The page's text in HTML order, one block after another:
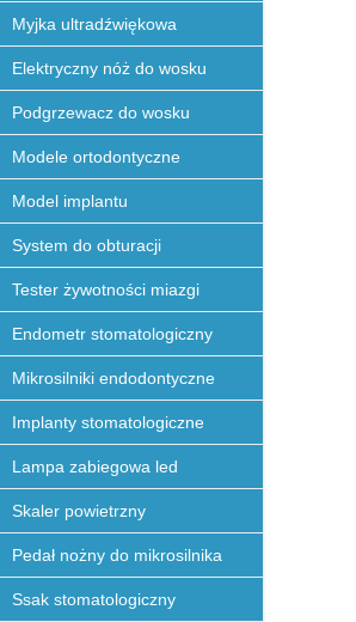
Myjka ultradźwiękowa
Elektryczny nóż do wosku
Podgrzewacz do wosku
Modele ortodontyczne
Model implantu
System do obturacji
Tester żywotności miazgi
Endometr stomatologiczny
Mikrosilniki endodontyczne
Implanty stomatologiczne
Lampa zabiegowa led
Skaler powietrzny
Pedał nożny do mikrosilnika
Ssak stomatologiczny